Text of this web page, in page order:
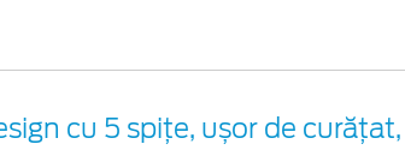
cu 5 spițe, ușor de curățat,